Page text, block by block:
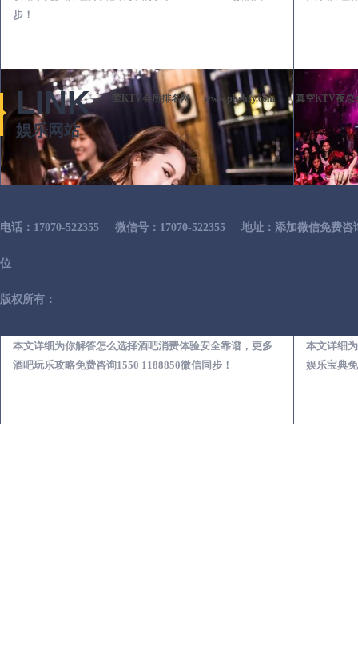
步！
本文详细为你解答怎么选择酒吧消费体验安全靠谱，更多
酒吧玩乐攻略免费咨询1550 1188850微信同步！
本文详细
娱乐宝典
LINK
娱乐网站
荤KTV会所排名网 www.phshsy.com 真空KTV夜总
电话：17070-522355 微信号：17070-522355 地址：添加微信免费咨
位
版权所有：